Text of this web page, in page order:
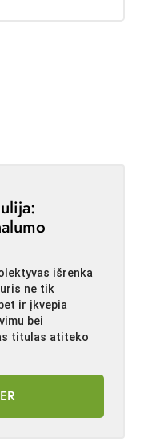
išrenka
ne tik
ir įkvepia
bei
titulas atiteko